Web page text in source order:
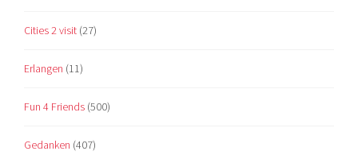
Cities 2 visit (27)
Erlangen (11)
Fun 4 Friends (500)
Gedanken (407)